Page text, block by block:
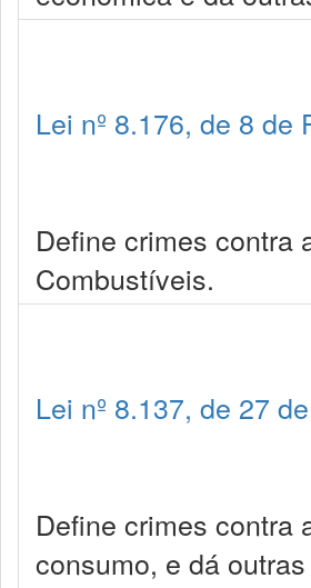
Lei nº 8.176, de 8 de
Define crimes contra
Combustíveis.
Lei nº 8.137, de 27
Define crimes contra
consumo, e dá